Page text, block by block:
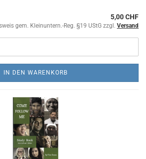
5,00 CHF
gem. Kleinuntern.-Reg. §19 UStG zzgl. Versand
IN DEN WARENKORB